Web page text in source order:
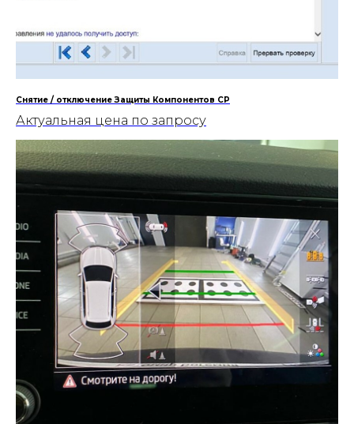
Снятие / отключение Защиты Компонентов CP
Актуальная цена по запросу